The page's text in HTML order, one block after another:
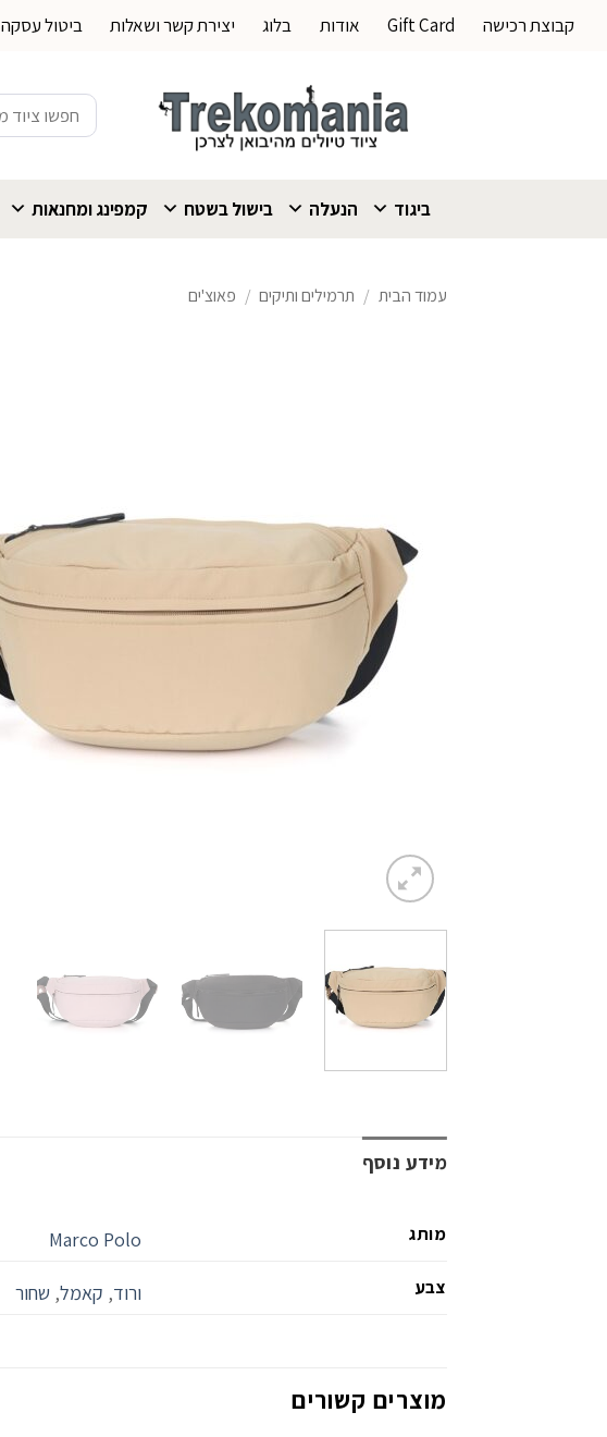
קבוצת רכישה Gift Card אודות בלוג יצירת קשר ושאלות ביטול עסקה
חיפוש
עבור:
ביגוד הנעלה בישול בשטח קמפינג ומחנאות
עמוד הבית / תרמילים ותיקים / פאוצ'ים
מידע נוסף
מותג Marco Polo
צבע ורוד, קאמל, שחור
מוצרים קשורים